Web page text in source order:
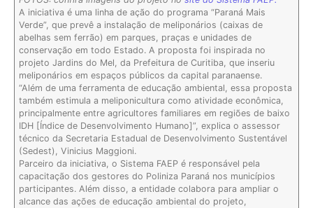
A iniciativa é uma linha de ação do programa “Paraná Mais
Verde”, que prevê a instalação de meliponários (caixas de
abelhas sem ferrão) em parques, praças e unidades de
conservação em todo Estado. A proposta foi inspirada no
projeto Jardins do Mel, da Prefeitura de Curitiba, que inseriu
meliponários em espaços públicos da capital paranaense.
“Além de uma ferramenta de educação ambiental, essa proposta
também estimula a meliponicultura como atividade econômica,
principalmente entre agricultores familiares em regiões de baixo
IDH [Índice de Desenvolvimento Humano]”, explica o assessor
técnico da Secretaria Estadual de Desenvolvimento Sustentável
(Sedest), Vinicius Maggioni.
Parceiro da iniciativa, o Sistema FAEP é responsável pela
capacitação dos gestores do Poliniza Paraná nos municípios
participantes. Além disso, a entidade colabora para ampliar o
alcance das ações de educação ambiental do projeto,